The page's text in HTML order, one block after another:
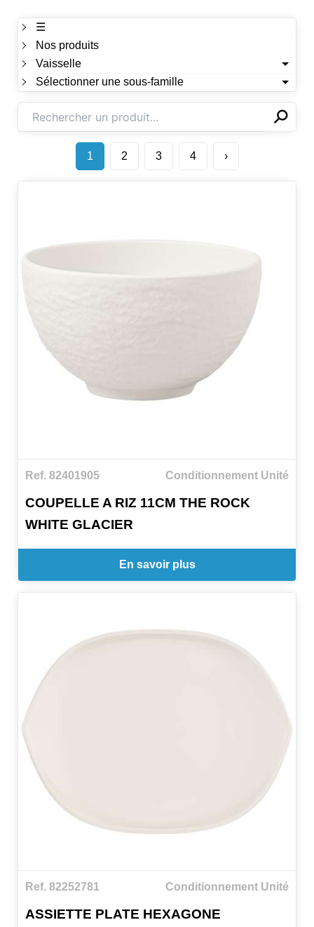
☰
Nos produits
Vaisselle
Sélectionner une sous-famille
✕⚲
1 2 3 4 ›
Ref. 82401905 Conditionnement Unité
COUPELLE A RIZ 11CM THE ROCK
WHITE GLACIER
En savoir plus
Ref. 82252781 Conditionnement Unité
ASSIETTE PLATE HEXAGONE